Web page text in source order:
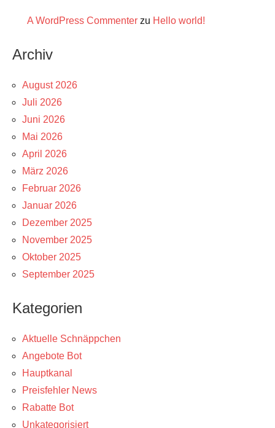
A WordPress Commenter zu Hello world!
Archiv
August 2026
Juli 2026
Juni 2026
Mai 2026
April 2026
März 2026
Februar 2026
Januar 2026
Dezember 2025
November 2025
Oktober 2025
September 2025
Kategorien
Aktuelle Schnäppchen
Angebote Bot
Hauptkanal
Preisfehler News
Rabatte Bot
Unkategorisiert